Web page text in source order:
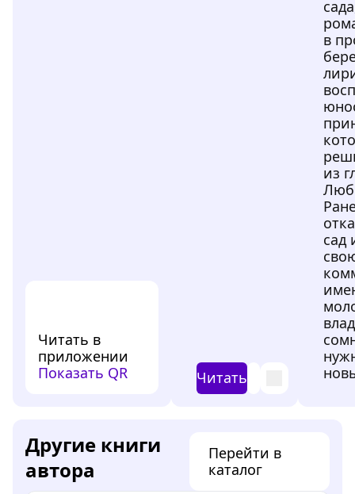
Читать в
приложении
Показать QR
Читать
в
из
сад
Другие книги
автора
Перейти в
каталог